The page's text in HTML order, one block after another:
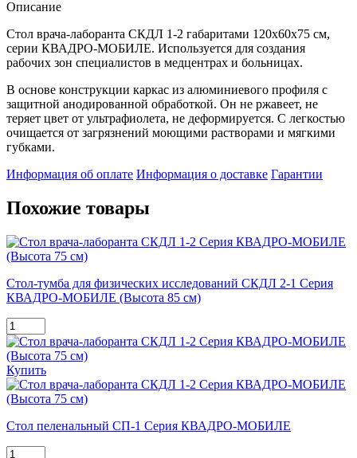
Описание
Стол врача-лаборанта СКДЛ 1-2 габаритами 120х60х75 см,
серии КВАДРО-МОБИЛЕ. Используется для создания
рабочих зон специалистов в медцентрах и больницах.
В основе конструкции каркас из алюминиевого профиля с
защитной анодированной обработкой. Он не ржавеет, не
теряет цвет от ультрафиолета, не деформируется. С легкостью
очищается от загрязнений моющими растворами и мягкими
губками.
Информация об оплате Информация о доставке Гарантии
Похожие товары
Стол-тумба для физических исследований СКДЛ 2-1 Серия
КВАДРО-МОБИЛЕ (Высота 85 см)
Купить
Стол пеленальный СП-1 Серия КВАДРО-МОБИЛЕ